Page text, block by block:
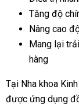
Tăng độ
Nâng cao
Mang lại
hàng
Tại Nha khoa
được ứng dụng